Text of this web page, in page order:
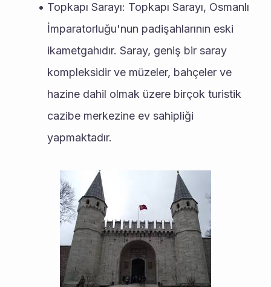
Topkapı Sarayı: Topkapı Sarayı, Osmanlı
İmparatorluğu'nun padişahlarının eski
ikametgahıdır. Saray, geniş bir saray
kompleksidir ve müzeler, bahçeler ve
hazine dahil olmak üzere birçok turistik
cazibe merkezine ev sahipliği
yapmaktadır.